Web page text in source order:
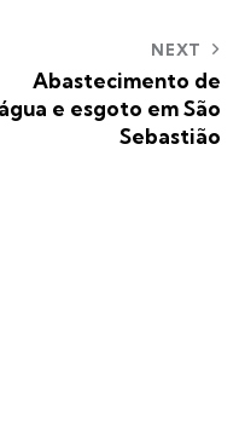
NEXT
Abastecimento de
água e esgoto em São
Sebastião